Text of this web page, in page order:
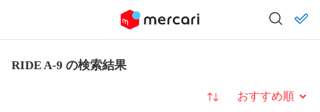
RIDE A-9 の検索結果
並び替え